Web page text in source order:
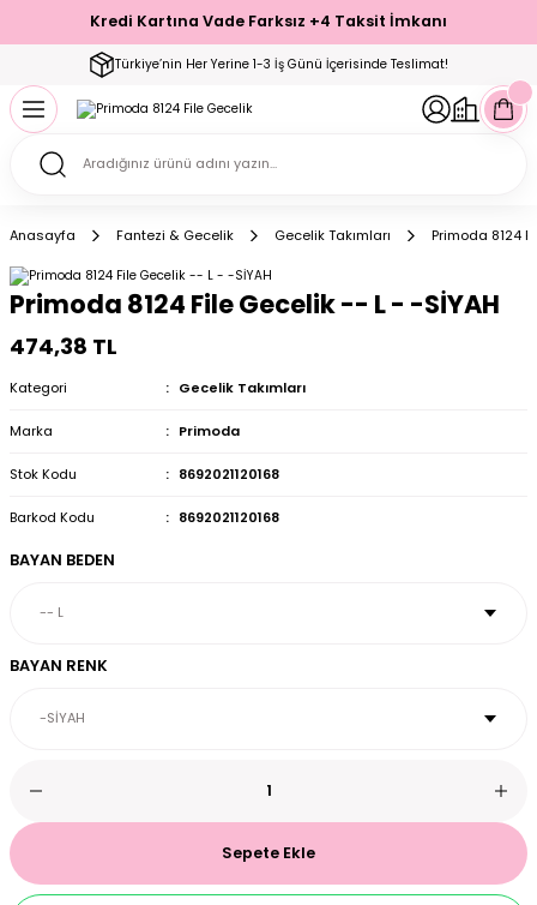
Kredi Kartına Vade Farksız +4 Taksit İmkanı
Türkiye’nin Her Yerine 1-3 İş Günü İçerisinde Teslimat!
Geri Dön
& Büstiyer Takım
Geri Dön
Geri Dön
Geri Dön
Setler
Geri Dön
Geri Dön
Geri Dön
Çorap
Geri Dön
Geri Dön
Anasayfa Fantezi & Gecelik Gecelik Takımları Primoda 8124
Primoda 8124 File Gecelik -- L - -SİYAH
474,38 TL
Kategori Gecelik Takımları
Marka Primoda
Stok Kodu 8692021120168
Barkod Kodu 8692021120168
BAYAN BEDEN
BAYAN RENK
Sepete Ekle